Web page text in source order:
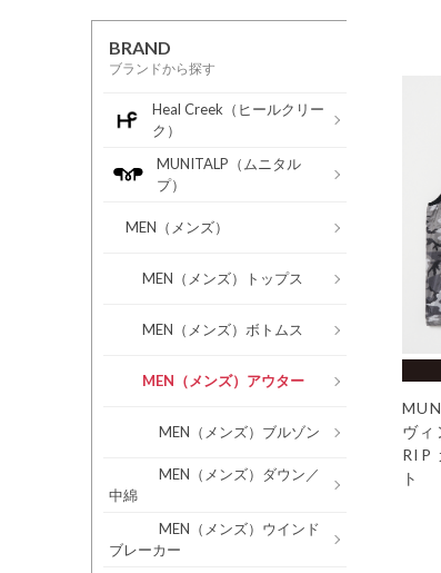
BRAND
ブランドから探す
Heal Creek（ヒールクリー
ク）
MUNITALP（ムニタル
プ）
MEN（メンズ）
MEN（メンズ）トップス
MEN（メンズ）ボトムス
MEN（メンズ）アウター
MEN（メンズ）ブルゾン
MEN（メンズ）ダウン／
中綿
MEN（メンズ）ウインド
ブレーカー
ヴィ
RIP
ト